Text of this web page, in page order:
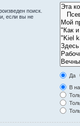
поиск.
если вы не
Да
В